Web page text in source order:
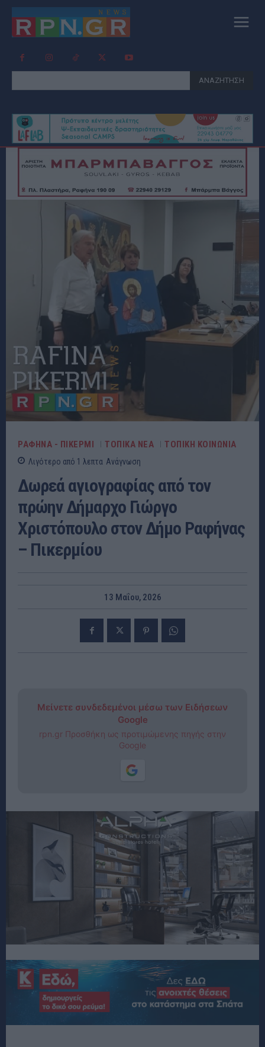
ΑΝΑΖΗΤΗΣΗ
ΡΑΦΗΝΑ - ΠΙΚΕΡΜΙ ΤΟΠΙΚΑ ΝΕΑ ΤΟΠΙΚΗ ΚΟΙΝΩΝΙΑ
Λιγότερο από 1 λεπτα Ανάγνωση
Δωρεά αγιογραφίας από τον
πρώην Δήμαρχο Γιώργο
Χριστόπουλο στον Δήμο Ραφήνας
– Πικερμίου
13 Μαΐου, 2026
Μείνετε συνδεδεμένοι μέσω των Ειδήσεων
Google
rpn.gr Προσθήκη ως προτιμώμενης πηγής στην
Google